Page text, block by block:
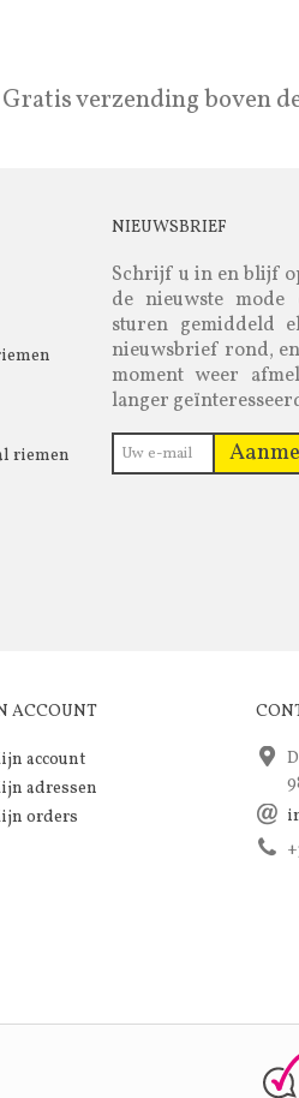
Gratis verzending boven
riemen
NIEUWSBRIEF
Schrijf u in en blijf
de nieuwste
sturen gemiddeld
nieuwsbrief rond,
moment weer
langer
ACCOUNT
account
adressen
orders